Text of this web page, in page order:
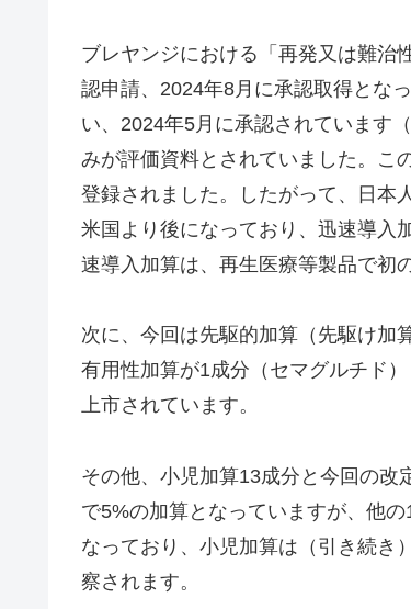
ブレヤンジにおける「再発又は難治
認申請、2024年8月に承認取得とな
い、2024年5月に承認されています（
みが評価資料とされていました。こ
登録されました。したがって、日本
米国より後になっており、迅速導入
速導入加算は、再生医療等製品で初
次に、今回は先駆的加算（先駆け加
有用性加算が1成分（セマグルチド
上市されています。
その他、小児加算13成分と今回の改
で5%の加算となっていますが、他
なっており、小児加算は（引き続き
察されます。